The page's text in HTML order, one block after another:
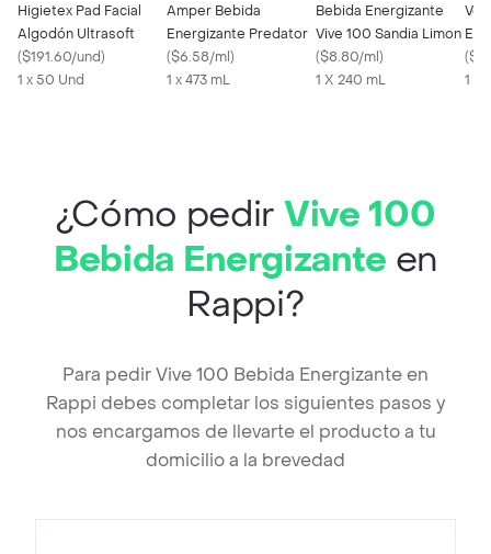
Higietex Pad Facial
Algodón Ultrasoft
($191.60/und)
1 x 50 Und
Amper Bebida
Energizante Predator
($6.58/ml)
1 x 473 mL
Bebida Energizante
Vive 100 Sandia Limon
($8.80/ml)
1 X 240 mL
(
1 X
¿Cómo pedir Vive 100
Bebida Energizante en
Rappi?
Para pedir Vive 100 Bebida Energizante en
Rappi debes completar los siguientes pasos y
nos encargamos de llevarte el producto a tu
domicilio a la brevedad